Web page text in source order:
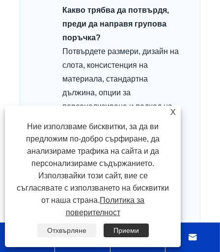
Какво трябва да потвърдя,
преди да направя групова
поръчка?
Потвърдете размери, дизайн на
слота, консистенция на
материала, стандартна
дължина, опции за
персонализиране и подход на
Могат ли Blue Wiring Ducts да
поддържат персонализирани
изисквания?
Много купувачи очакват тази
може да предостави
персонализирани дължини,
щанцовани основи или
 
X
Ние използваме бисквитки, за да ви
предложим по-добро сърфиране, да
анализираме трафика на сайта и да
персонализираме съдържанието.
Използвайки този сайт, вие се
съгласявате с използването на бисквитки
от наша страна.Политика за
поверителност
Отхвърляне Приеми